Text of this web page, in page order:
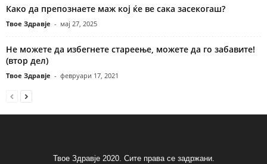
Како да препознаете маж кој ќе ве сака засекогаш?
Твое Здравје - мај 27, 2025
Не можете да избегнете стареење, можете да го забавите!
(втор дел)
Твое Здравје - февруари 17, 2021
Твое Здравје 2020. Сите права се задржани.